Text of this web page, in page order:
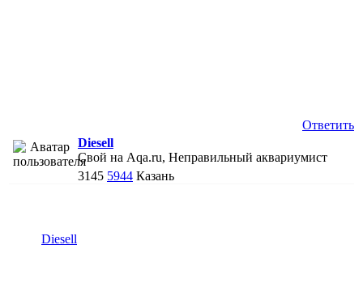
Ответить
Diesell
Свой на Aqa.ru, Неправильный аквариумист
3145 5944 Казань
Diesell